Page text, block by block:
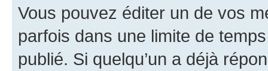
Vous pouvez éditer un de vos
parfois dans une limite de
publié. Si quelqu’un a déjà